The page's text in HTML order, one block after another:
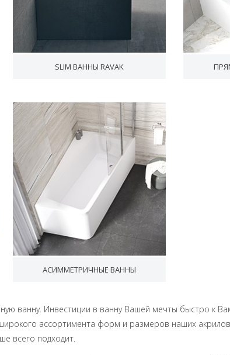
SLIM ВАННЫ RAVAK
АСИММЕТРИЧНЫЕ ВАННЫ
ванну. Инвестиции в ванну Вашей мечты быстро к
ассортимента форм и размеров наших
всего подходит.